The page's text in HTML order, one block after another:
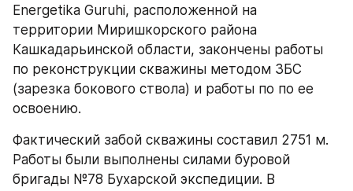
Energetika Guruhi, расположенной на
территории Миришкорского района
Кашкадарьинской области, закончены работы
по реконструкции скважины методом ЗБС
(зарезка бокового ствола) и работы по по ее
освоению.
Фактический забой скважины составил 2751 м.
Работы были выполнены силами буровой
бригады №78 Бухарской экспедиции. В